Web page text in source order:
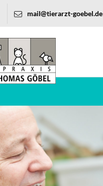
mail@tierarzt-goebel.de